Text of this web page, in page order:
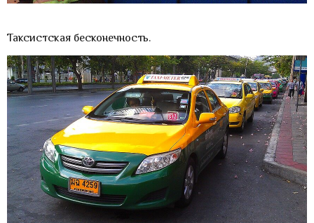
Таксистская бесконечность.